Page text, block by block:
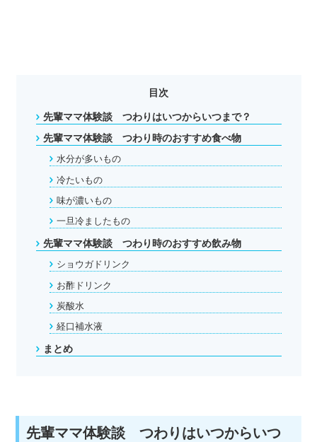
目次
先輩ママ体験談 つわりはいつからいつまで？
先輩ママ体験談 つわり時のおすすめ食べ物
水分が多いもの
冷たいもの
味が濃いもの
一旦冷ましたもの
先輩ママ体験談 つわり時のおすすめ飲み物
ショウガドリンク
お酢ドリンク
炭酸水
経口補水液
まとめ
先輩ママ体験談 つわりはいつからいつ